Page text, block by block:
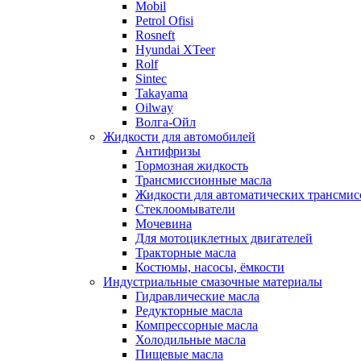
Mobil
Petrol Ofisi
Rosneft
Hyundai XTeer
Rolf
Sintec
Takayama
Oilway
Волга-Ойл
Жидкости для автомобилей
Антифризы
Тормозная жидкость
Трансмиссионные масла
Жидкости для автоматических
Стеклоомыватели
Мочевина
Для мотоциклетных двигателей
Тракторные масла
Костюмы, насосы, ёмкости
Индустриальные смазочные материалы
Гидравлические масла
Редукторные масла
Компрессорные масла
Холодильные масла
Пищевые масла